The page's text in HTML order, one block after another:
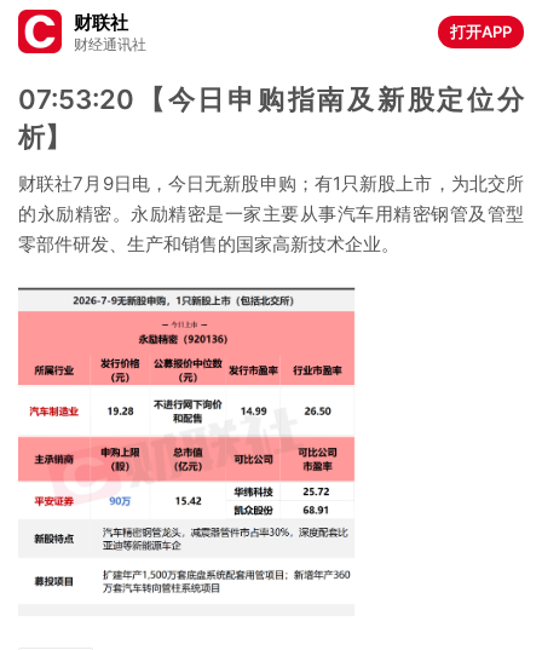
财联社
财经通讯社
打开APP
07:53:20【今日申购指南及新股定位分
析】
财联社7月9日电，今日无新股申购；有1只新股上市，为北交所
的永励精密。永励精密是一家主要从事汽车用精密钢管及管型
零部件研发、生产和销售的国家高新技术企业。